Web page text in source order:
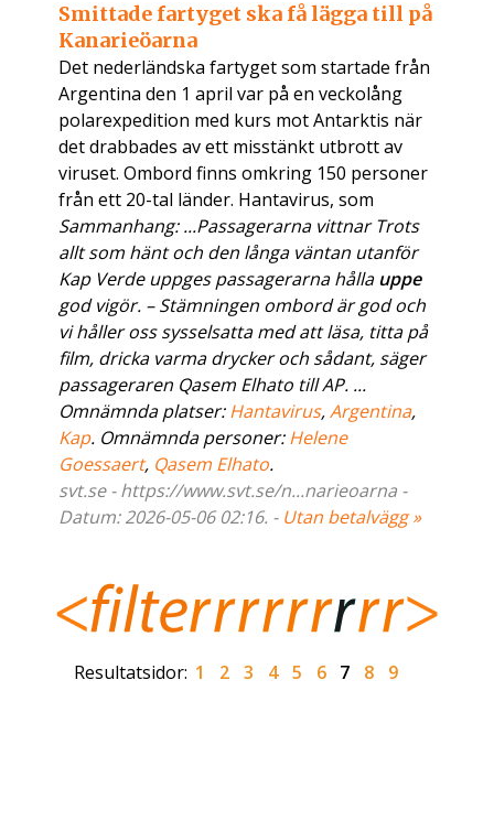
Smittade fartyget ska få lägga till på
Kanarieöarna
Det nederländska fartyget som startade från
Argentina den 1 april var på en veckolång
polarexpedition med kurs mot Antarktis när
det drabbades av ett misstänkt utbrott av
viruset. Ombord finns omkring 150 personer
från ett 20-tal länder. Hantavirus, som
Sammanhang: ...Passagerarna vittnar Trots
allt som hänt och den långa väntan utanför
Kap Verde uppges passagerarna hållauppe
god vigör. – Stämningen ombord är god och
vi håller oss sysselsatta med att läsa, titta på
film, dricka varma drycker och sådant, säger
passageraren Qasem Elhato till AP. ...
Omnämnda platser:Hantavirus,Argentina,
Kap. Omnämnda personer:Helene
Goessaert, Qasem Elhato.
svt.se - https://www.svt.se/n...narieoarna -
Datum: 2026-05-06 02:16. - Utan betalvägg »
Resultatsidor: 1 2 3 4 5 6 7 8 9